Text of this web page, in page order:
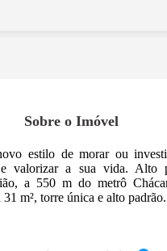
Sobre o Imóvel
estilo de morar ou
valorizar a sua vida. Alto
a 550 m do metrô
31 m², torre única e alto padrão.